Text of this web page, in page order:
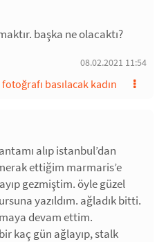
başka ne olacaktı?
08.02.2021 11:54
basılacak kadın
alıp istanbul’dan
ettiğim marmaris’e
gezmiştim. öyle güzel
yazıldım. ağladık bitti.
devam ettim.
kaç gün ağlayıp, stalk